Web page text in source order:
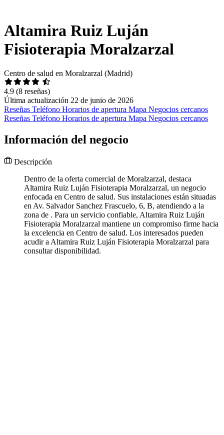
Altamira Ruiz Luján
Fisioterapia Moralzarzal
Centro de salud en Moralzarzal (Madrid)
4.9 (8 reseñas)
Última actualización 22 de junio de 2026
Reseñas Teléfono Horarios de apertura Mapa Negocios cercanos
Reseñas Teléfono Horarios de apertura Mapa Negocios cercanos
Información del negocio
Descripción
Dentro de la oferta comercial de Moralzarzal, destaca
Altamira Ruiz Luján Fisioterapia Moralzarzal, un negocio
enfocada en Centro de salud. Sus instalaciones están situadas
en Av. Salvador Sanchez Frascuelo, 6, B, atendiendo a la
zona de . Para un servicio confiable, Altamira Ruiz Luján
Fisioterapia Moralzarzal mantiene un compromiso firme hacia
la excelencia en Centro de salud. Los interesados pueden
acudir a Altamira Ruiz Luján Fisioterapia Moralzarzal para
consultar disponibilidad.